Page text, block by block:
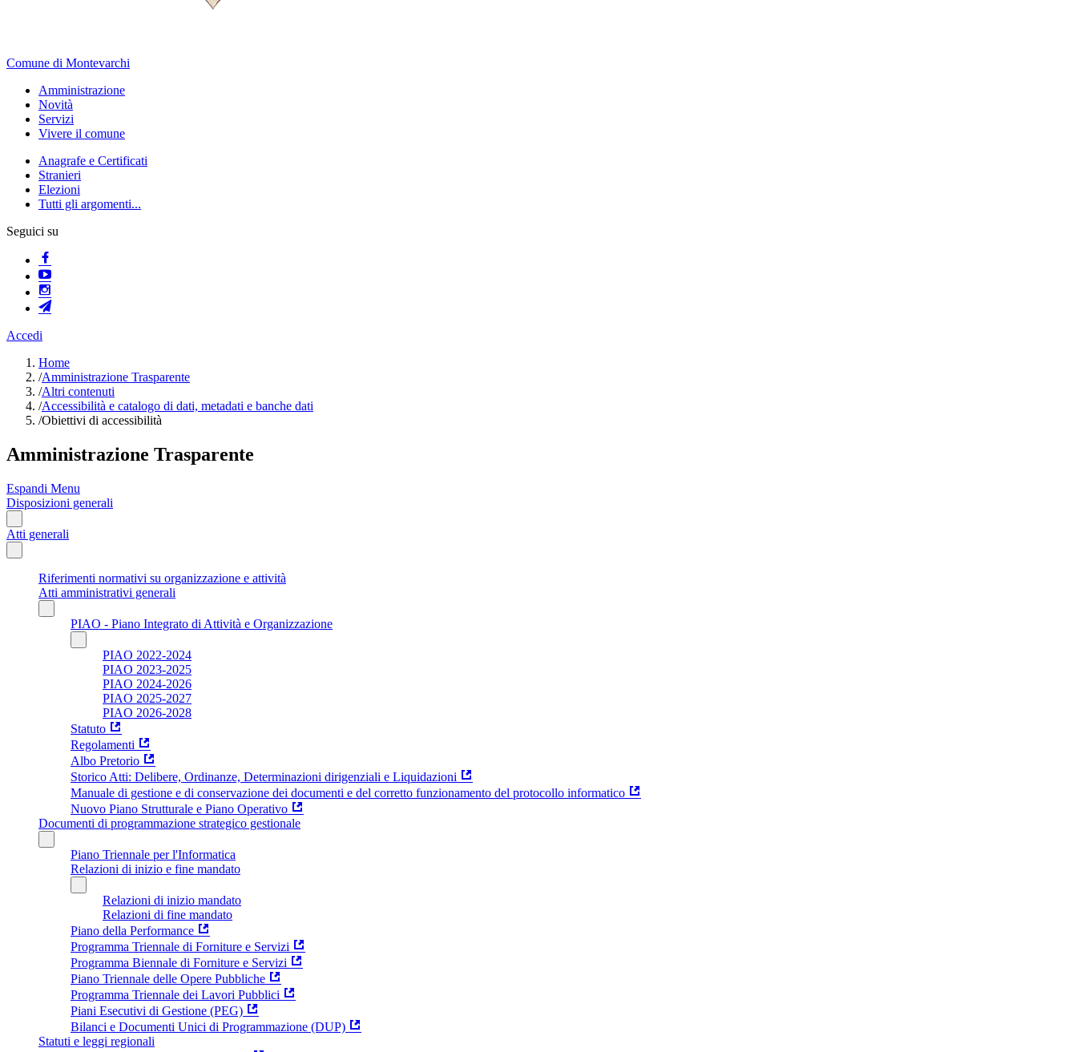
Comune di Montevarchi
Amministrazione
Novità
Servizi
Vivere il comune
Anagrafe e Certificati
Stranieri
Elezioni
Tutti gli argomenti...
Seguici su
Accedi
Home
/Amministrazione Trasparente
/Altri contenuti
/Accessibilità e catalogo di dati, metadati e banche dati
/Obiettivi di accessibilità
Amministrazione Trasparente
Espandi Menu
Disposizioni generali
Atti generali
Riferimenti normativi su organizzazione e attività
Atti amministrativi generali
PIAO - Piano Integrato di Attività e Organizzazione
PIAO 2022-2024
PIAO 2023-2025
PIAO 2024-2026
PIAO 2025-2027
PIAO 2026-2028
Statuto
Regolamenti
Albo Pretorio
Storico Atti: Delibere, Ordinanze, Determinazioni dirigenziali e Liquidazioni
Manuale di gestione e di conservazione dei documenti e del corretto funzionamento del protocollo informatico
Nuovo Piano Strutturale e Piano Operativo
Documenti di programmazione strategico gestionale
Piano Triennale per l'Informatica
Relazioni di inizio e fine mandato
Relazioni di inizio mandato
Relazioni di fine mandato
Piano della Performance
Programma Triennale di Forniture e Servizi
Programma Biennale di Forniture e Servizi
Piano Triennale delle Opere Pubbliche
Programma Triennale dei Lavori Pubblici
Piani Esecutivi di Gestione (PEG)
Bilanci e Documenti Unici di Programmazione (DUP)
Statuti e leggi regionali